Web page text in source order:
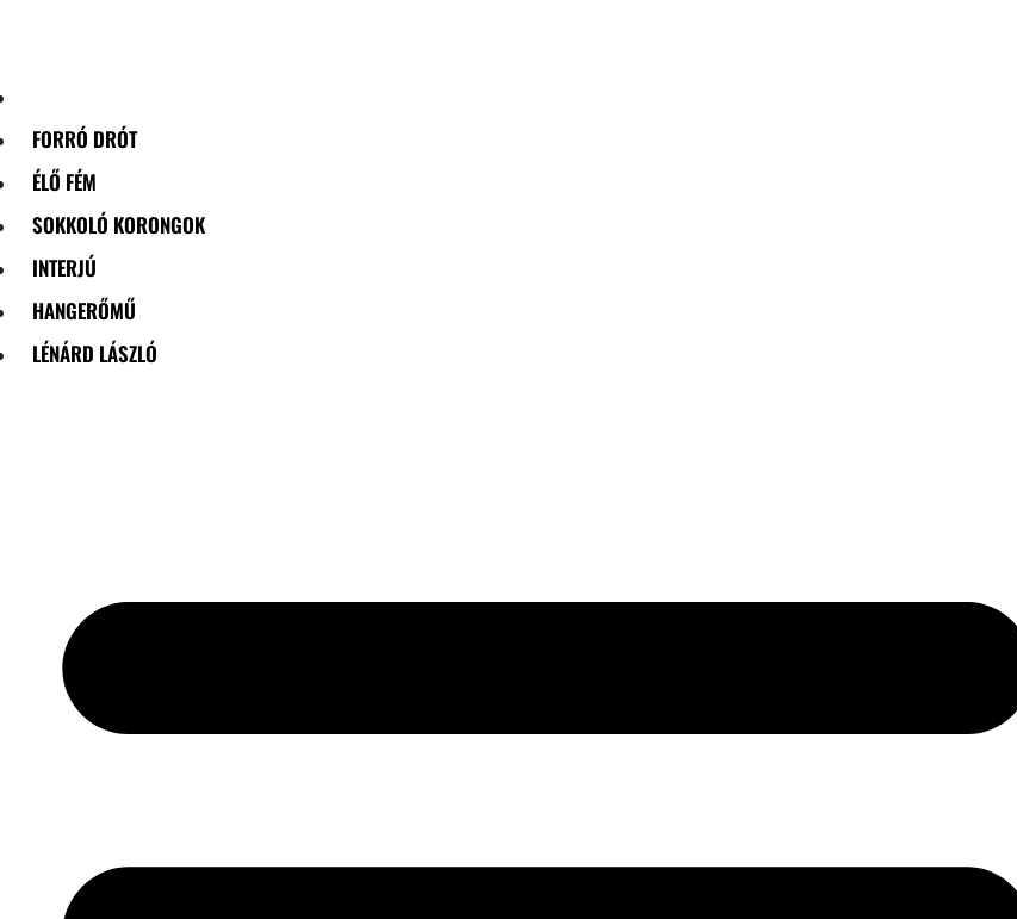
FORRÓ DRÓT
ÉLŐ FÉM
SOKKOLÓ KORONGOK
INTERJÚ
HANGERŐMŰ
LÉNÁRD LÁSZLÓ